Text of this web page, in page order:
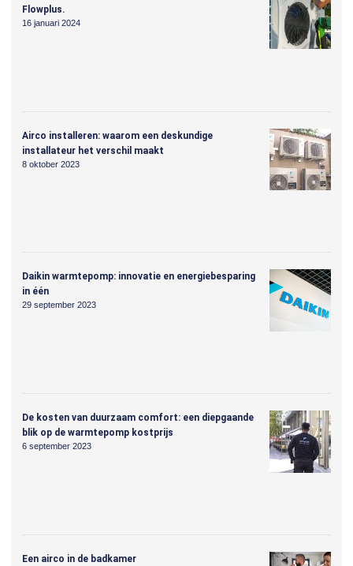
Flowplus.
16 januari 2024
Airco installeren: waarom een deskundige
installateur het verschil maakt
8 oktober 2023
Daikin warmtepomp: innovatie en energiebesparing
in één
29 september 2023
De kosten van duurzaam comfort: een diepgaande
blik op de warmtepomp kostprijs
6 september 2023
Een airco in de badkamer